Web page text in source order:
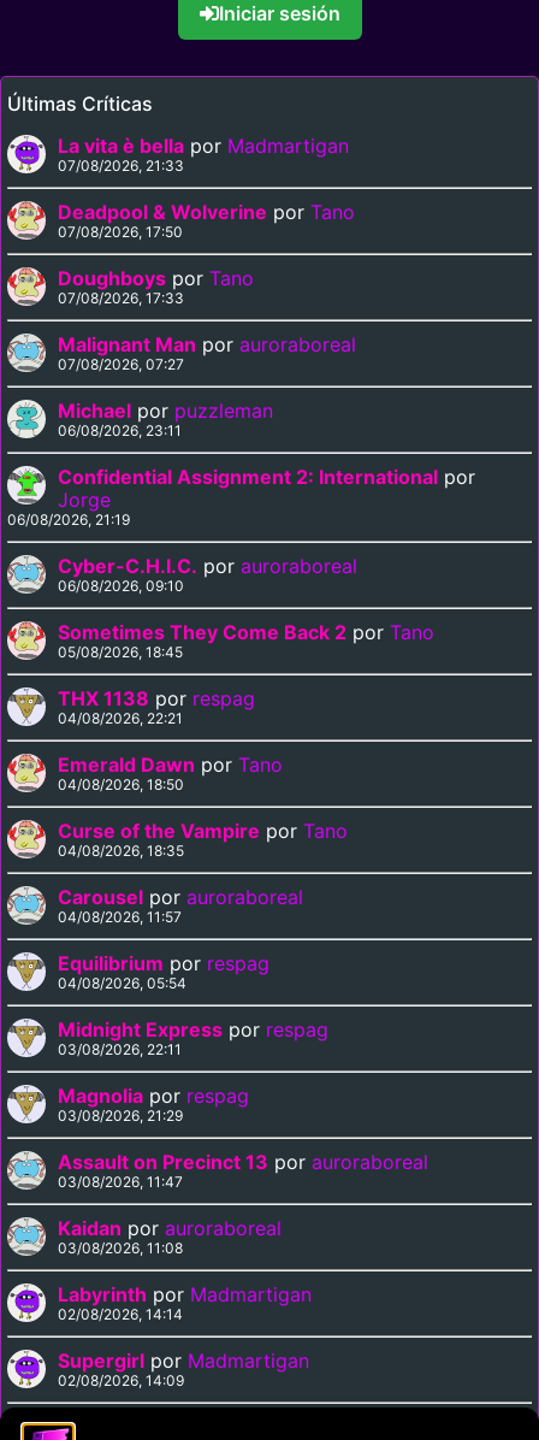
Iniciar sesión
Últimas Críticas
La vita è bella por Madmartigan
07/08/2026, 21:33
Deadpool & Wolverine por Tano
07/08/2026, 17:50
Doughboys por Tano
07/08/2026, 17:33
Malignant Man por auroraboreal
07/08/2026, 07:27
Michael por puzzleman
06/08/2026, 23:11
Confidential Assignment 2: International por
Jorge
06/08/2026, 21:19
Cyber-C.H.I.C. por auroraboreal
06/08/2026, 09:10
Sometimes They Come Back 2 por Tano
05/08/2026, 18:45
THX 1138 por respag
04/08/2026, 22:21
Emerald Dawn por Tano
04/08/2026, 18:50
Curse of the Vampire por Tano
04/08/2026, 18:35
Carousel por auroraboreal
04/08/2026, 11:57
Equilibrium por respag
04/08/2026, 05:54
Midnight Express por respag
03/08/2026, 22:11
Magnolia por respag
03/08/2026, 21:29
Assault on Precinct 13 por auroraboreal
03/08/2026, 11:47
Kaidan por auroraboreal
03/08/2026, 11:08
Labyrinth por Madmartigan
02/08/2026, 14:14
Supergirl por Madmartigan
02/08/2026, 14:09
Cinema Paradiso